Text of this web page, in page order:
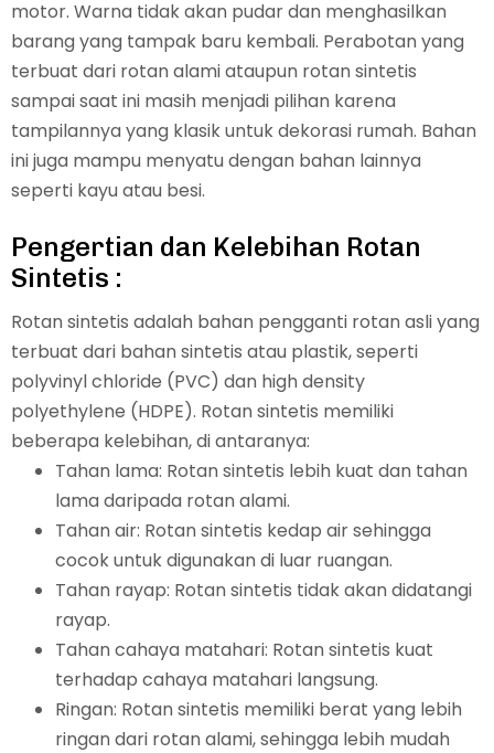
motor. Warna tidak akan pudar dan menghasilkan
barang yang tampak baru kembali. Perabotan yang
terbuat dari rotan alami ataupun rotan sintetis
sampai saat ini masih menjadi pilihan karena
tampilannya yang klasik untuk dekorasi rumah. Bahan
ini juga mampu menyatu dengan bahan lainnya
seperti kayu atau besi.
Pengertian dan Kelebihan Rotan
Sintetis :
Rotan sintetis adalah bahan pengganti rotan asli yang
terbuat dari bahan sintetis atau plastik, seperti
polyvinyl chloride (PVC) dan high density
polyethylene (HDPE). Rotan sintetis memiliki
beberapa kelebihan, di antaranya:
Tahan lama: Rotan sintetis lebih kuat dan tahan
lama daripada rotan alami.
Tahan air: Rotan sintetis kedap air sehingga
cocok untuk digunakan di luar ruangan.
Tahan rayap: Rotan sintetis tidak akan didatangi
rayap.
Tahan cahaya matahari: Rotan sintetis kuat
terhadap cahaya matahari langsung.
Ringan: Rotan sintetis memiliki berat yang lebih
ringan dari rotan alami, sehingga lebih mudah